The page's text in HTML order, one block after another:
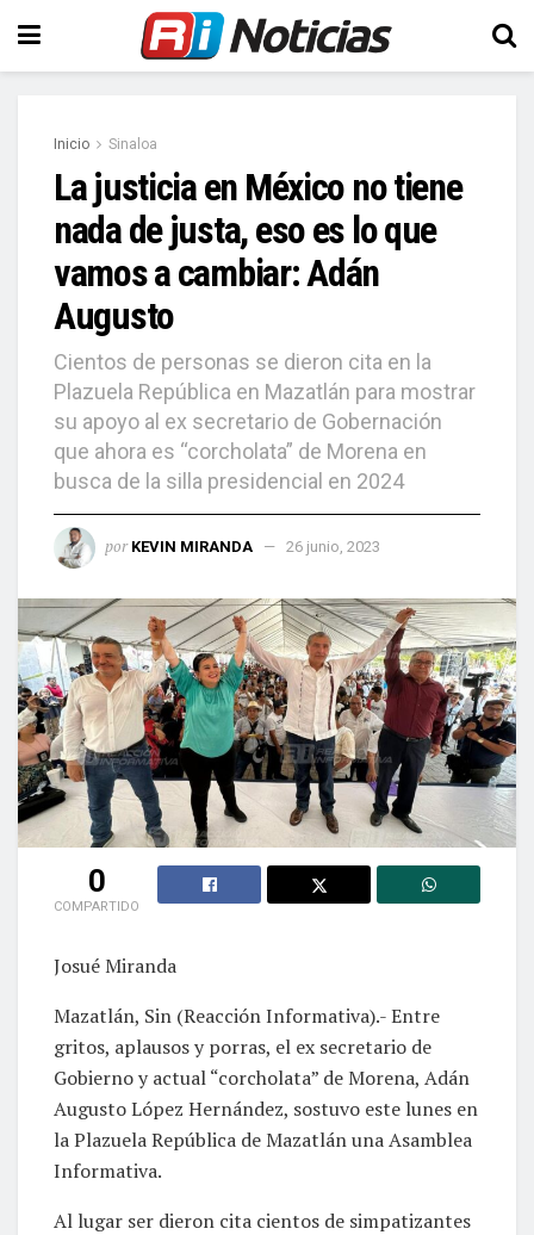
Inicio Sinaloa
La justicia en México no tiene
nada de justa, eso es lo que
vamos a cambiar: Adán
Augusto
Cientos de personas se dieron cita en la
Plazuela República en Mazatlán para mostrar
su apoyo al ex secretario de Gobernación
que ahora es “corcholata” de Morena en
busca de la silla presidencial en 2024
por KEVIN MIRANDA 26 junio, 2023
0
COMPARTIDO
Josué Miranda
Mazatlán, Sin (Reacción Informativa).- Entre
gritos, aplausos y porras, el ex secretario de
Gobierno y actual “corcholata” de Morena, Adán
Augusto López Hernández, sostuvo este lunes en
la Plazuela República de Mazatlán una Asamblea
Informativa.
Al lugar ser dieron cita cientos de simpatizantes